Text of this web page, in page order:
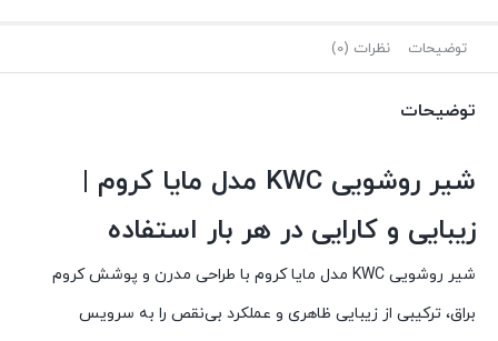
توضیحات نظرات (0)
توضیحات
شیر روشویی KWC مدل مایا کروم |
زیبایی و کارایی در هر بار استفاده
شیر روشویی KWC مدل مایا کروم با طراحی مدرن و پوشش کروم
براق، ترکیبی از زیبایی ظاهری و عملکرد بی‌نقص را به سرویس